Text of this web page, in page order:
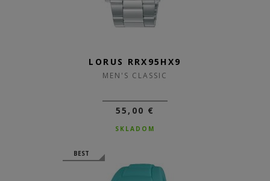
LORUS RRX95HX9
MEN'S CLASSIC
55,00 €
SKLADOM
BEST